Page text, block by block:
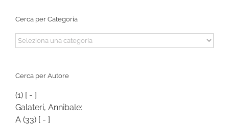
Cerca per Categoria
Cerca
per
Cerca per Autore
(1) [ - ]
Galateri, Annibale:
A (33) [ - ]